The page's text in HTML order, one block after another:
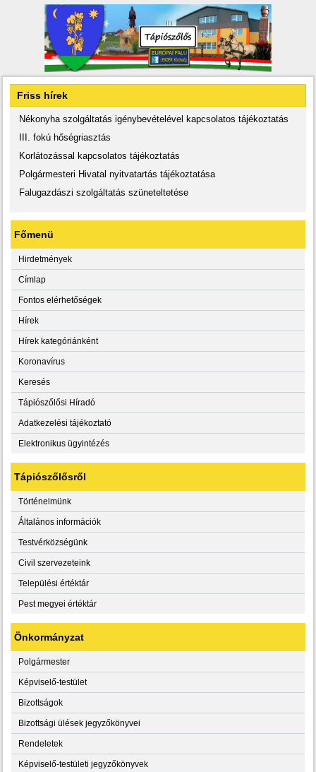
Friss hírek
Nékonyha szolgáltatás igénybevételével kapcsolatos tájékoztatás
III. fokú hőségriasztás
Korlátozással kapcsolatos tájékoztatás
Polgármesteri Hivatal nyitvatartás tájékoztatása
Falugazdászi szolgáltatás szüneteltetése
Főmenü
Hirdetmények
Címlap
Fontos elérhetőségek
Hírek
Hírek kategóriánként
Koronavírus
Keresés
Tápiószőlősi Híradó
Adatkezelési tájékoztató
Elektronikus ügyintézés
Tápiószőlősről
Történelmünk
Általános információk
Testvérközségünk
Civil szervezeteink
Települési értéktár
Pest megyei értéktár
Önkormányzat
Polgármester
Képviselő-testület
Bizottságok
Bizottsági ülések jegyzőkönyvei
Rendeletek
Képviselő-testületi jegyzőkönyvek